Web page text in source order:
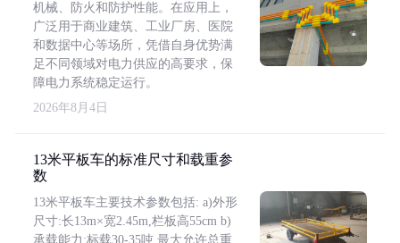
机械、防火和防护性能。在应用上，
广泛用于商业建筑、工业厂房、医院
和数据中心等场所，凭借自身优势满
足不同领域对电力供应的高要求，保
障电力系统稳定运行。
2026年8月4日
13米平板车的标准尺寸和载重参
数
13米平板车主要技术参数包括: a)外形
尺寸:长13m×宽2.45m,栏板高55cm b)
承载能力:标载30-35吨,最大允许总重